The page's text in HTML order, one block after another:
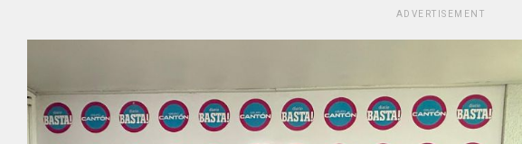
ADVERTISEMENT